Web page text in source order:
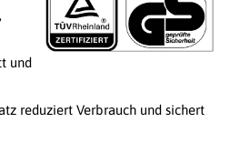
und
reduziert Verbrauch und sichert